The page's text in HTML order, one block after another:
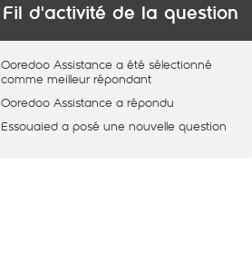
Fil d'activité de la question
Ooredoo Assistance a été sélectionné
comme meilleur répondant
Ooredoo Assistance a répondu
Essouaied a posé une nouvelle question